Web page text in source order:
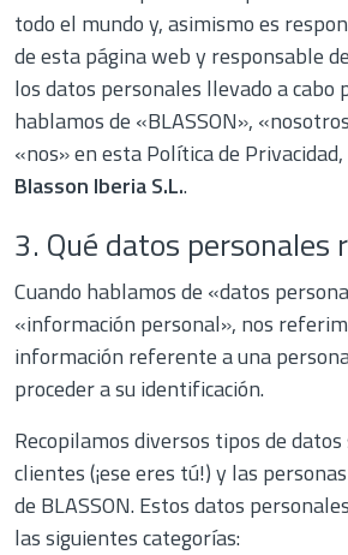
todo el mundo y, asimismo es
de esta página web y responsable
los datos personales llevado a cabo
hablamos de «BLASSON»,
«nos» en esta Política de
Blasson IberiaS.L..
3. Qué datos personales
Cuando hablamos de «datos
«información personal», nos
información referente a una
proceder a su identificación.
Recopilamos diversos tipos de
clientes (¡ese eres tú!) y las
de BLASSON. Estos datos
las siguientes categorías: